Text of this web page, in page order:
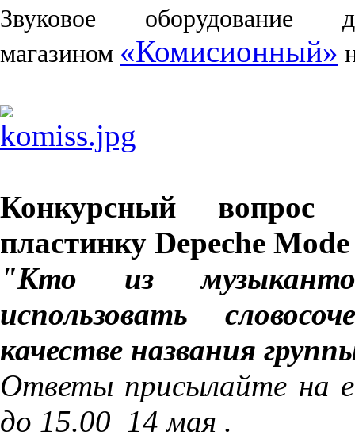
Звуковое оборудование
магазином «Комисионный»
Конкурсный
пластинку Depeche
"Кто из
использовать
качестве названия
Ответы присылайте на
до 15.00 14 мая .